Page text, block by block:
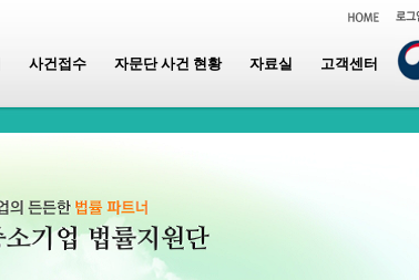
사건접수 자문단 사건 현황 자료실 고객센터